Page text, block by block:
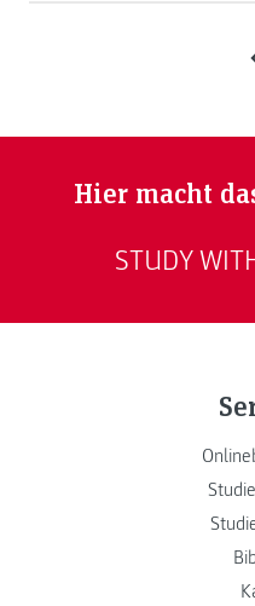
Hier macht
STUDY